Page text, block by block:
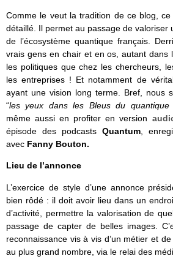
Comme le veut la tradition de ce blog, ce
détaillé. Il permet au passage de valoriser
de l’écosystème quantique français.
vrais gens en chair et en os, autant dans
les politiques que chez les chercheurs,
les entreprises ! Et notamment de
ayant une vision long terme. Bref, nous
“les yeux dans les Bleus du quantique
même aussi en profiter en version
épisode des podcasts Quantum,
avec Fanny Bouton.
Lieu de l’annonce
L’exercice de style d’une annonce
bien rôdé : il doit avoir lieu dans un
d’activité, permettre la valorisation de
passage de capter de belles images.
reconnaissance vis à vis d’un métier et
au plus grand nombre, via le relai des